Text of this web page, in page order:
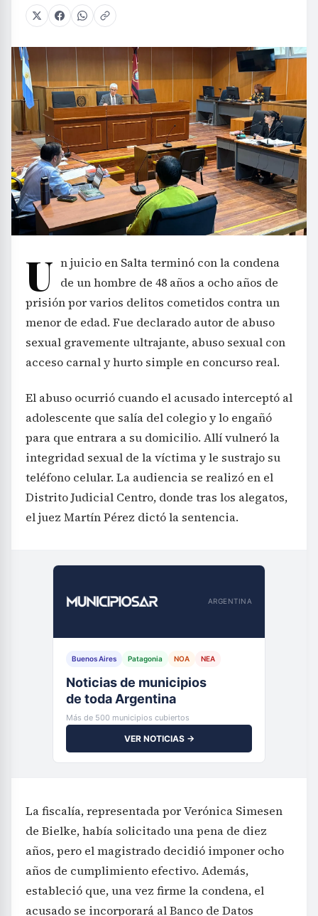
U n juicio en Salta terminó con la condena
de un hombre de 48 años a ocho años de
prisión por varios delitos cometidos contra un
menor de edad. Fue declarado autor de abuso
sexual gravemente ultrajante, abuso sexual con
acceso carnal y hurto simple en concurso real.
El abuso ocurrió cuando el acusado interceptó al
adolescente que salía del colegio y lo engañó
para que entrara a su domicilio. Allí vulneró la
integridad sexual de la víctima y le sustrajo su
teléfono celular. La audiencia se realizó en el
Distrito Judicial Centro, donde tras los alegatos,
el juez Martín Pérez dictó la sentencia.
ARGENTINA
Buenos Aires Patagonia NOA NEA
Noticias de municipios
de toda Argentina
Más de 500 municipios cubiertos
VER NOTICIAS →
La fiscalía, representada por Verónica Simesen
de Bielke, había solicitado una pena de diez
años, pero el magistrado decidió imponer ocho
años de cumplimiento efectivo. Además,
estableció que, una vez firme la condena, el
acusado se incorporará al Banco de Datos